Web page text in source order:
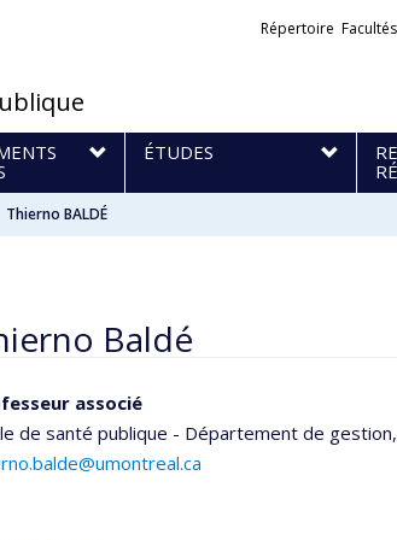
Liens
Répertoire Facultés
ÉTUDES
Thierno BALDÉ
Baldé
associé
de santé publique - Département de